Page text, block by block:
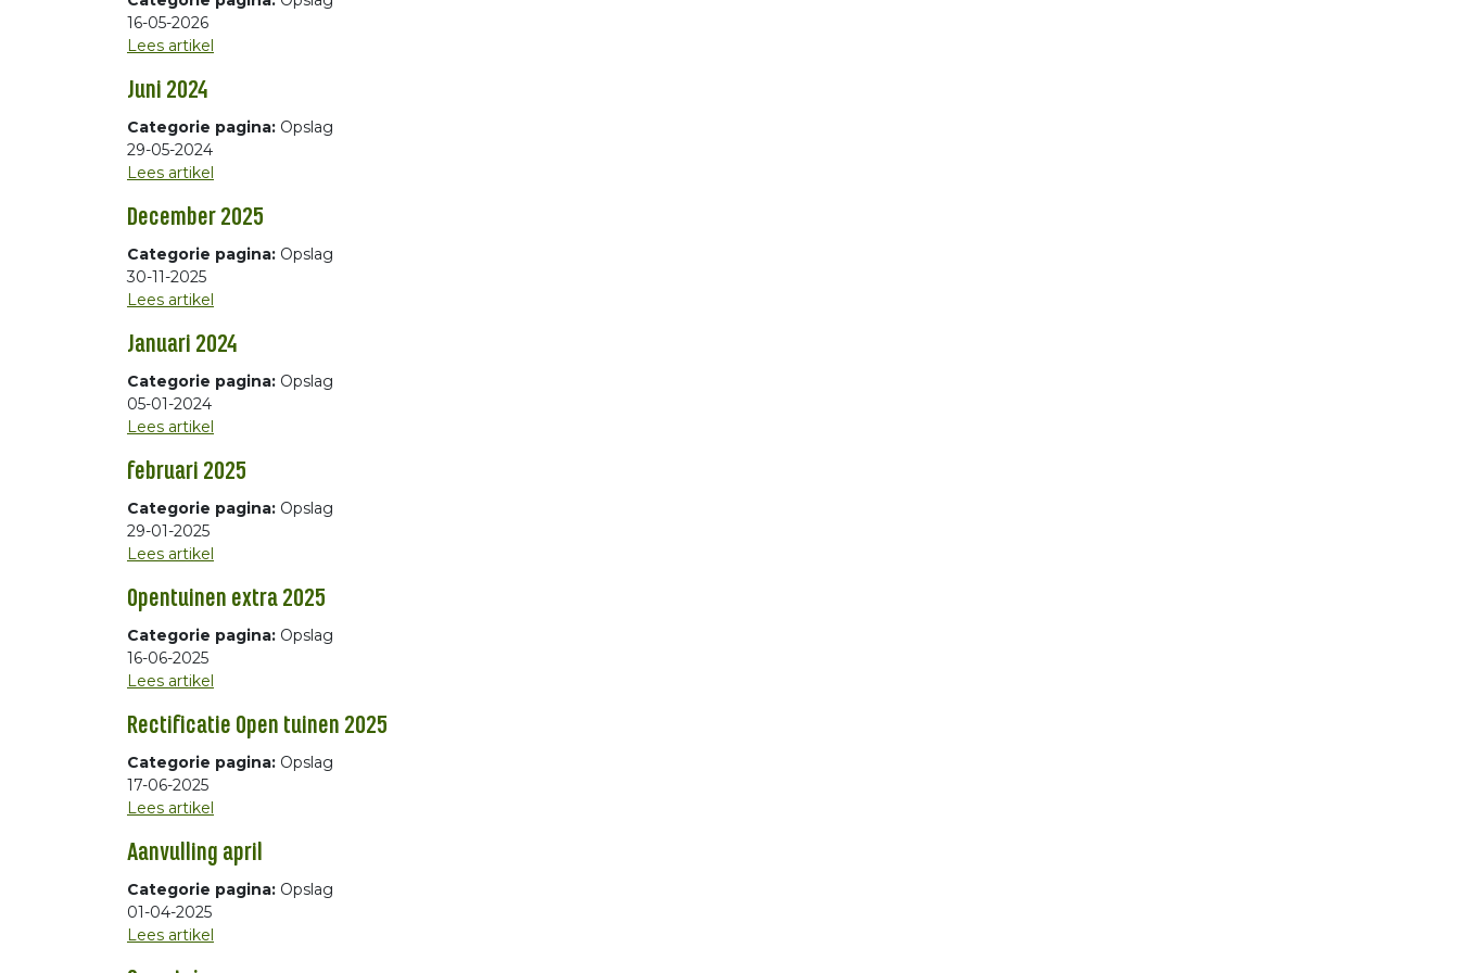
16-05-2026
Lees artikel
Juni 2024
Categorie pagina: Opslag
29-05-2024
Lees artikel
December 2025
Categorie pagina: Opslag
30-11-2025
Lees artikel
Januari 2024
Categorie pagina: Opslag
05-01-2024
Lees artikel
februari 2025
Categorie pagina: Opslag
29-01-2025
Lees artikel
Opentuinen extra 2025
Categorie pagina: Opslag
16-06-2025
Lees artikel
Rectificatie Open tuinen 2025
Categorie pagina: Opslag
17-06-2025
Lees artikel
Aanvulling april
Categorie pagina: Opslag
01-04-2025
Lees artikel